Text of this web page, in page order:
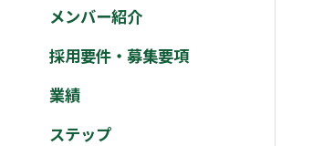
メンバー紹介
採用要件・募集要項
業績
ステップ